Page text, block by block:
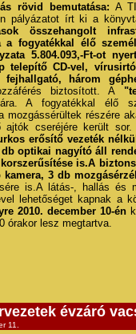
rövid bemutatása: A
pályázatot írt ki a
összehangolt
a fogyatékkal élő
5.804.093,-Ft-ot
telepítő CD-vel,
három
biztosított. A
A fogyatékkal élő
mozgássérültek részére
cseréjére került
erősítő vezeték
db optikai nagyító áll
is.A
kamera, 3 db
is.A látás-, hallás és
lehetőséget kapnak a
2010. december 10-én
órakor lesz megtartva.
évzáró
11.